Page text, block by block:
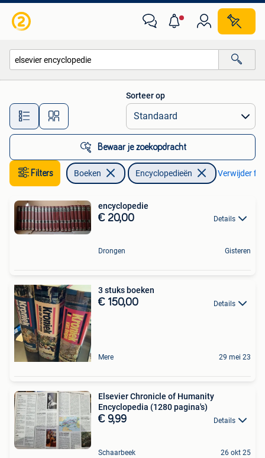
Alle afstanden…
Sorteer op
Bewaar je zoekopdracht
Filters Boeken Encyclopedieën Verwijder
encyclopedie
€ 20,00 Details
Drongen Gisteren
3 stuks boeken
€ 150,00 Details
Mere 29 mei 23
Elsevier Chronicle of Humanity
Encyclopedia (1280 pagina's)
€ 9,99 Details
Schaarbeek 26 okt 25